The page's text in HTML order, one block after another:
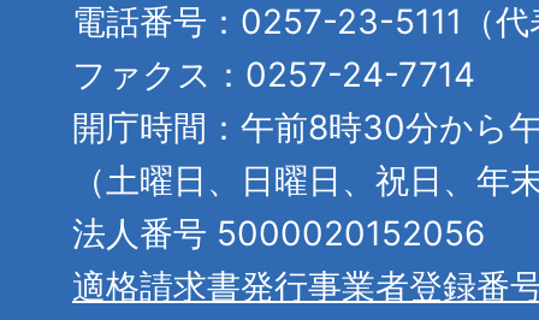
電話番号：0257-23-5111（代
ファクス：0257-24-7714
開庁時間：午前8時30分から
（土曜日、日曜日、祝日、年
法人番号 5000020152056
適格請求書発行事業者登録番